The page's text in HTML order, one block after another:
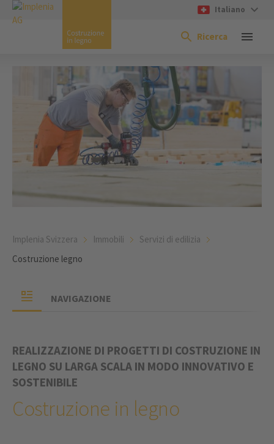
Italiano
Ricerca
Implenia Svizzera Immobili
Servizi di edilizia
Costruzione legno
NAVIGAZIONE
REALIZZAZIONE DI PROGETTI DI COSTRUZIONE IN
LEGNO SU LARGA SCALA IN MODO INNOVATIVO E
SOSTENIBILE
Costruzione in legno